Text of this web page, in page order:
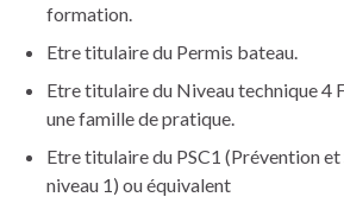
formation.
Etre titulaire du Permis bateau.
Etre titulaire du Niveau technique 4
une famille de pratique.
Etre titulaire du PSC1 (Prévention
niveau 1) ou équivalent